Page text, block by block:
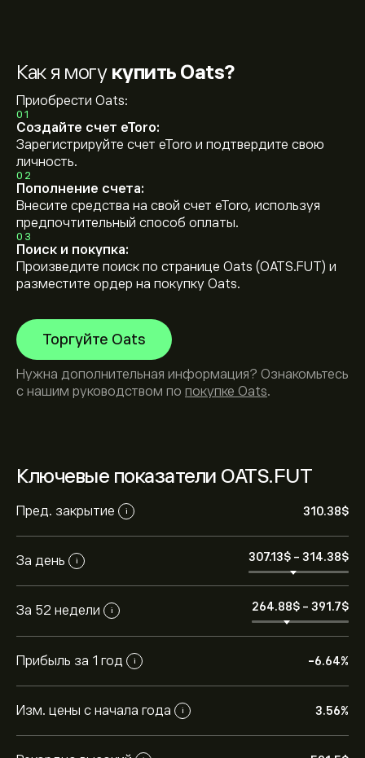
Ключевые показатели OATS.FUT
Пред. закрытие i 310.38‎$‎
За день i 307.13‎$‎ - 314.38‎$‎
За 52 недели i 264.88‎$‎ - 391.7‎$‎
Прибыль за 1 год i -6.64%
Изм. цены с начала года i 3.56%
Как я могу купить Oats?
Приобрести Oats:
01
Создайте счет eToro:
Зарегистрируйте счет eToro и подтвердите свою
личность.
02
Пополнение счета:
Внесите средства на свой счет eToro, используя
предпочтительный способ оплаты.
03
Поиск и покупка:
Произведите поиск по странице Oats (OATS.FUT) и
разместите ордер на покупку Oats.
Торгуйте Oats
Нужна дополнительная информация? Ознакомьтесь
с нашим руководством по покупке Oats.
Текущая цена OATS.FUT — это 310.38‎$‎ долларов
США
Исторический максимум Oats — 521.50‎$‎ долларов
Выберите временной промежуток «1D» или «1W» на
графике eToro и уменьшите масштаб, чтобы
увидеть исторические движения цены Oats. Цена
Oats находится в диапазоне -22.07‎$‎ за последний
год.